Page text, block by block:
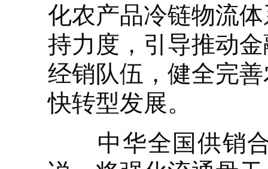
化农产品冷链物流
持力度，引导推动
经销队伍，健全完
快转型发展。
中华全国供销合